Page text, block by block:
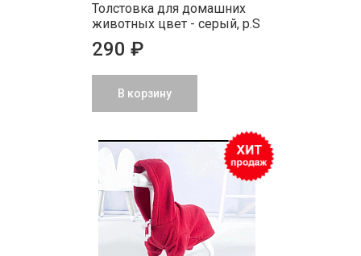
Толстовка для домашних
животных цвет - серый, р.S
290 ₽
В корзину